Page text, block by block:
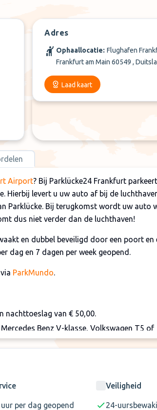
Adres
Ophaallocatie: Flughafen
Frankfurt am Main 60549 ,
Laad kaart
Airport? Bij Parklücke24 Frankfurt
Hierbij levert u uw auto af bij de
Parklücke. Bij terugkomst wordt uw auto
dus niet verder dan de luchthaven!
en dubbel beveiligd door een poort en
dag en 7 dagen per week geopend.
ParkMundo.
nachttoeslag van € 50,00.
Benz V-klasse, Volkswagen T5 of
maken van Parklücke24 wegens
per dag geopend
Veiligheid
24-